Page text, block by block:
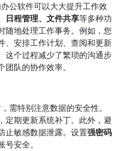
公软件可以大大提升工作效
日程管理、文件共享等多种功
随地处理工作事务。例如，您
、安排工作计划、查阅和更新
这个过程减少了繁琐的沟通步
队的协作效率。
需特别注意数据的安全性。
定期更新系统补丁。此外，避
止敏感数据泄露。设置强密码
安全。